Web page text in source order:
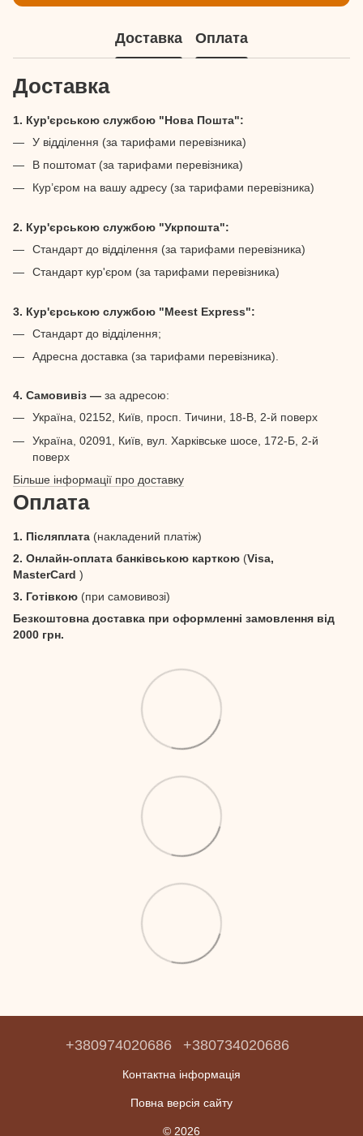
Доставка Оплата
Доставка
1. Кур'єрською службою "Нова Пошта":
У відділення (за тарифами перевізника)
В поштомат (за тарифами перевізника)
Кур’єром на вашу адресу (за тарифами перевізника)
2. Кур'єрською службою "Укрпошта":
Стандарт до відділення (за тарифами перевізника)
Стандарт кур'єром (за тарифами перевізника)
3. Кур'єрською службою "Meest Express":
Стандарт до відділення;
Адресна доставка (за тарифами перевізника).
4. Самовивіз — за адресою:
Україна, 02152, Київ, просп. Тичини, 18-В, 2-й поверх
Україна, 02091, Київ, вул. Харківське шосе, 172-Б, 2-й
поверх
Більше інформації про доставку
Оплата
1. Післяплата (накладений платіж)
2. Онлайн-оплата банківською карткою (Visa,
MasterCard )
3. Готівкою (при самовивозі)
Безкоштовна доставка при оформленні замовлення від
2000 грн.
+380974020686 +380734020686
Контактна інформація
Повна версія сайту
© 2026